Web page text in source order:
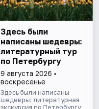
Здесь были
написаны шедевры:
литературный тур
по Петербургу
9 августа 2026 •
воскресенье
Здесь были написаны
шедевры: литературная
экскурсия по Петербургу